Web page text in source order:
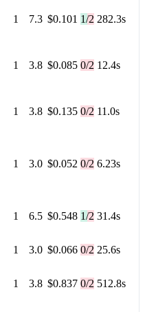
1 7.3 $0.101 1/2 282.3s
1 3.8 $0.085 0/2 12.4s
1 3.8 $0.135 0/2 11.0s
1 3.0 $0.052 0/2 6.23s
1 6.5 $0.548 1/2 31.4s
1 3.0 $0.066 0/2 25.6s
1 3.8 $0.837 0/2 512.8s